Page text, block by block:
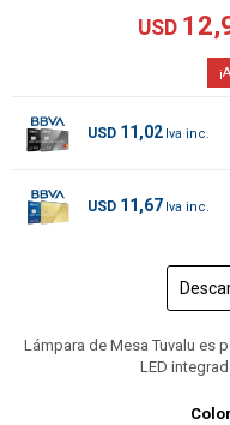
USD
USD 11,02
USD 11,67
Lámpara de Mesa Tuvalu es
LED